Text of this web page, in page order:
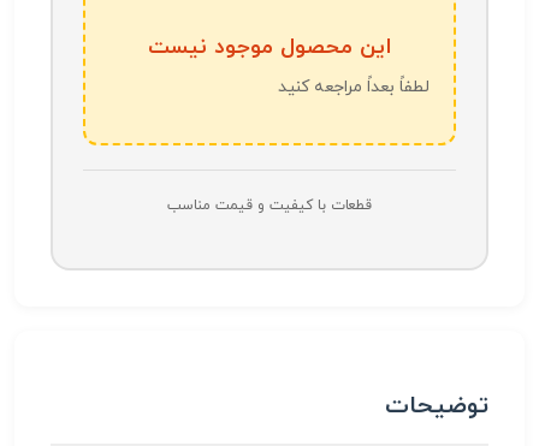
این محصول موجود نیست
لطفاً بعداً مراجعه کنید
قطعات با کیفیت و قیمت مناسب
توضیحات